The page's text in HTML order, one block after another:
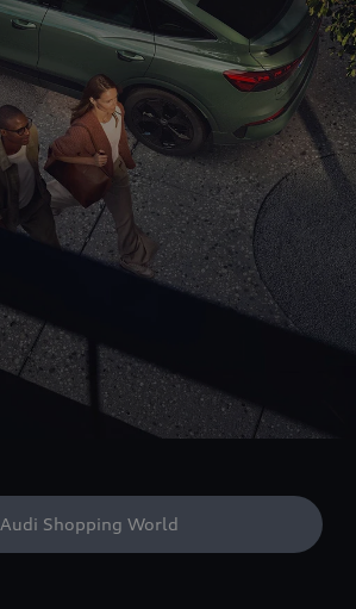
Audi Shopping World